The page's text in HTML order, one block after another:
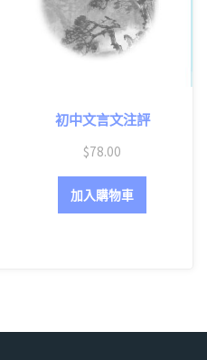
初中文言文注評
$78.00
加入購物車